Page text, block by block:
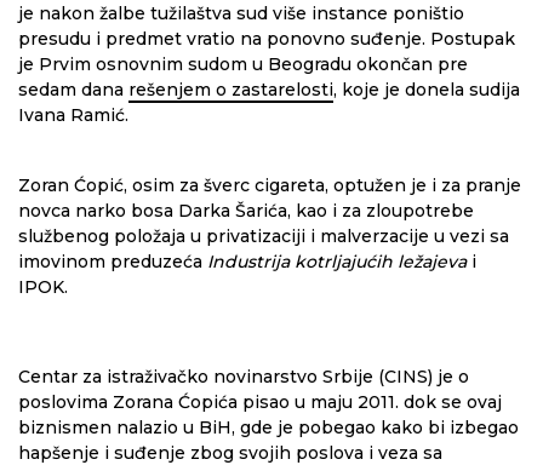
je nakon žalbe tužilaštva sud više instance poništio
presudu i predmet vratio na ponovno suđenje. Postupak
je Prvim osnovnim sudom u Beogradu okončan pre
sedam dana rešenjem o zastarelosti, koje je donela sudija
Ivana Ramić.
Zoran Ćopić, osim za šverc cigareta, optužen je i za pranje
novca narko bosa Darka Šarića, kao i za zloupotrebe
službenog položaja u privatizaciji i malverzacije u vezi sa
imovinom preduzeća Industrija kotrljajućih ležajevai
IPOK.
Centar za istraživačko novinarstvo Srbije (CINS) je o
poslovima Zorana Ćopića pisao u maju 2011. dok se ovaj
biznismen nalazio u BiH, gde je pobegao kako bi izbegao
hapšenje i suđenje zbog svojih poslova i veza sa